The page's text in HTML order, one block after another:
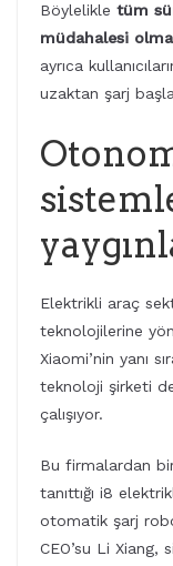
Böylelikle tüm
müdahalesi
ayrıca
uzaktan şarj
Elektrikli araç
teknolojilerine
Xiaomi’nin yanı
teknoloji şirketi
çalışıyor.
Bu firmalardan
tanıttığı i8
otomatik şarj
CEO’su Li